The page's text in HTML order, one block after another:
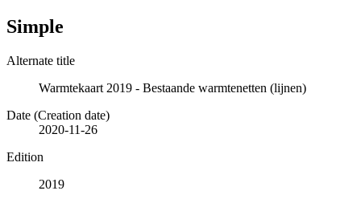
Simple
Alternate title
Warmtekaart 2019 - Bestaande warmtenetten (lijnen)
Date (Creation date)
2020-11-26
Edition
2019